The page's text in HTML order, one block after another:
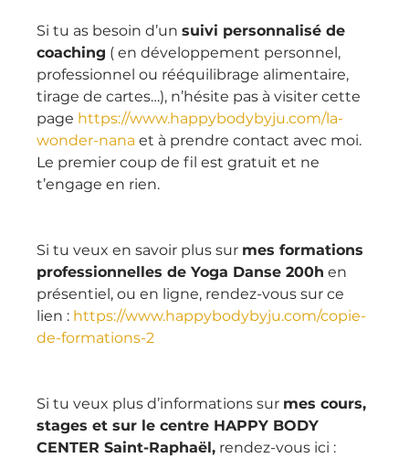
Si tu as besoin d’un suivi personnalisé de
coaching ( en développement personnel,
professionnel ou rééquilibrage alimentaire,
tirage de cartes…), n’hésite pas à visiter cette
page https://www.happybodybyju.com/la-
wonder-nana et à prendre contact avec moi.
Le premier coup de fil est gratuit et ne
t’engage en rien.
Si tu veux en savoir plus sur mes formations
professionnelles de Yoga Danse 200h en
présentiel, ou en ligne, rendez-vous sur ce
lien : https://www.happybodybyju.com/copie-
de-formations-2
Si tu veux plus d’informations sur mes cours,
stages et sur le centre HAPPY BODY
CENTER Saint-Raphaël, rendez-vous ici :